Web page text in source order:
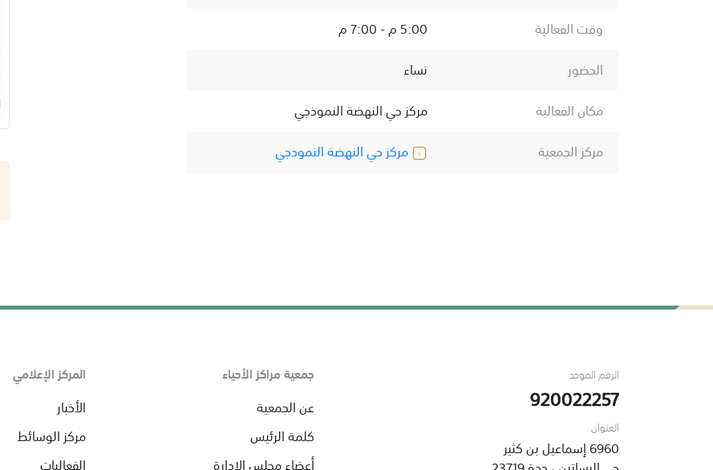
وقت الفعالية
5:00 م - 7:00 م
الحضور
نساء
مكان الفعالية
مركز حي النهضة النموذجي
مركز الجمعية
مركز حي النهضة النموذجي
الرقم الموحد
920022257
العنوان
6960 إسماعيل بن كثير
جمعية مراكز الأحياء
عن الجمعية
كلمة الرئيس
أعضاء مجلس الإدارة
المركز الإعلامي
الأخبار
مركز الوسائط
الفعاليات